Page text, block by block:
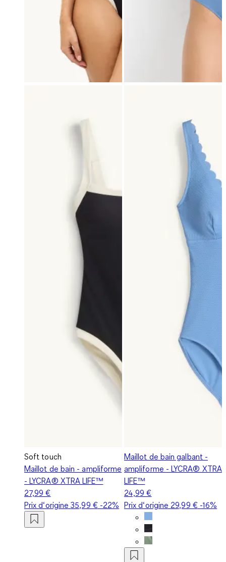
Soft touch
Maillot de bain - ampliforme
- LYCRA® XTRA LIFE™
27,99 €
Prix d‘origine35,99 €-22%
Maillot de bain galbant -
ampliforme - LYCRA® XTRA
LIFE™
24,99 €
Prix d‘origine 29,99 €-16%